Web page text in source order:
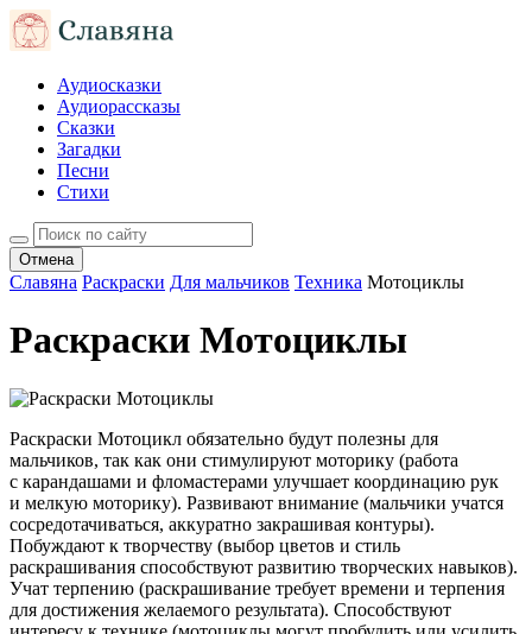
Аудиосказки
Аудиорассказы
Сказки
Загадки
Песни
Стихи
Отмена
Славяна Раскраски Для мальчиков Техника Мотоциклы
Раскраски Мотоциклы
Раскраски Мотоцикл обязательно будут полезны для
мальчиков, так как они стимулируют моторику (работа
с карандашами и фломастерами улучшает координацию рук
и мелкую моторику). Развивают внимание (мальчики учатся
сосредотачиваться, аккуратно закрашивая контуры).
Побуждают к творчеству (выбор цветов и стиль
раскрашивания способствуют развитию творческих навыков).
Учат терпению (раскрашивание требует времени и терпения
для достижения желаемого результата). Способствуют